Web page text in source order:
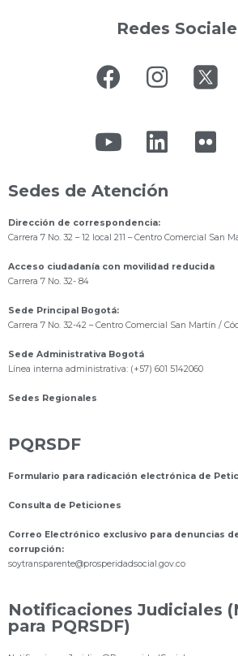
Redes
Sedes de Atención
Dirección de correspondencia:
Carrera 7 No. 32 – 12 local 211 – Centro Comercial San
Acceso ciudadanía con movilidad reducida
Carrera 7 No. 32- 84
Sede Principal Bogotá:
Carrera 7 No. 32-42 – Centro Comercial San Martín /
Sede Administrativa Bogotá
Línea interna administrativa: (+57) 601 5142060
Sedes Regionales
PQRSDF
Formulario para radicación electrónica de
Consulta de Peticiones
Correo Electrónico exclusivo para denuncias
corrupción:
soytransparente@prosperidadsocial.gov.co
Notificaciones Judiciales
para PQRSDF)